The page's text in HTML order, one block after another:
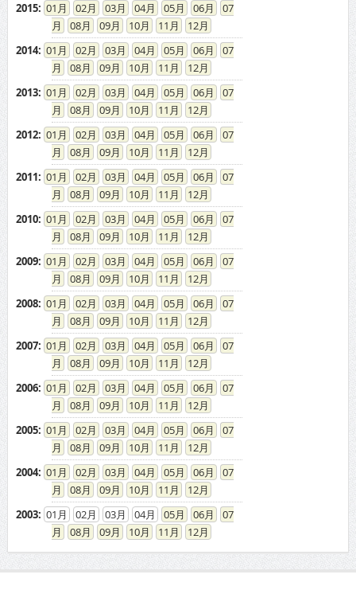
2015: 01 02 03 04 05 06
07
08
09 10 11
12
2014: 01 02 03 04 05 06
07
08
09 10 11
12
2013: 01 02 03 04 05 06
07
08
09 10 11
12
2012: 01 02 03 04 05 06
07
08
09 10 11
12
2011: 01 02 03 04 05 06
07
08
09 10 11
12
2010: 01 02 03 04 05 06
07
08
09 10 11
12
2009: 01 02 03 04 05 06
07
08
09 10 11
12
2008: 01 02 03 04 05 06
07
08
09 10 11
12
2007: 01 02 03 04 05 06
07
08
09 10 11
12
2006: 01 02 03 04 05 06
07
08
09 10 11
12
2005: 01 02 03 04 05 06
07
08
09 10 11
12
2004: 01 02 03 04 05 06
07
08
09 10 11
12
2003: 01 02 03 04 05 06
07
08
09 10 11 12